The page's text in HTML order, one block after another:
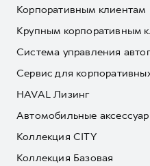
Корпоративным клиентам
Крупным корпоративным
Система управления
Сервис для
HAVAL Лизинг
Автомобильные
Коллекция CITY
Коллекция Базовая